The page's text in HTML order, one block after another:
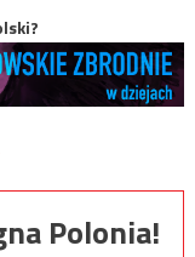
Polonia!